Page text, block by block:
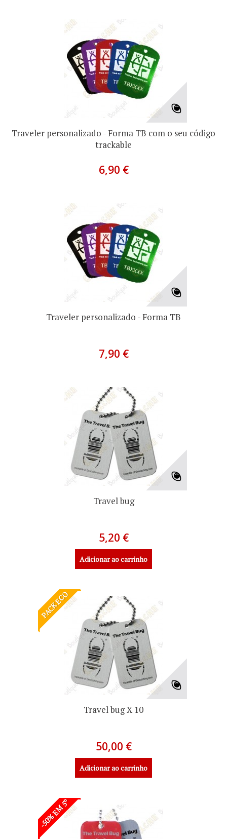
Traveler personalizado - Forma TB com o seu código
trackable
6,90 €
Traveler personalizado - Forma TB
7,90 €
Travel bug
5,20 €
Adicionar ao carrinho
PACK ECO
Travel bug X 10
50,00 €
Adicionar ao carrinho
-50% EM 5º